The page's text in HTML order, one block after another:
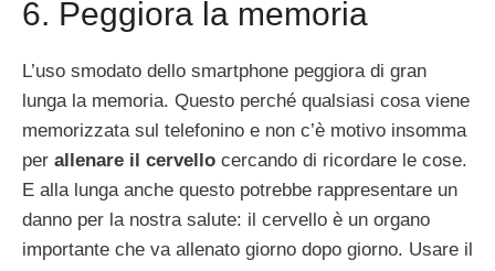
6. Peggiora la memoria
L’uso smodato dello smartphone peggiora di gran
lunga la memoria. Questo perché qualsiasi cosa viene
memorizzata sul telefonino e non c’è motivo insomma
per allenare il cervello cercando di ricordare le cose.
E alla lunga anche questo potrebbe rappresentare un
danno per la nostra salute: il cervello è un organo
importante che va allenato giorno dopo giorno. Usare il